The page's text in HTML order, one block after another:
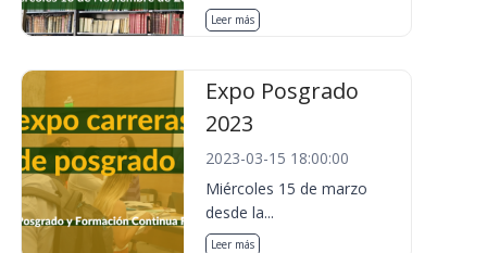
Leer más
Expo Posgrado
2023
2023-03-15 18:00:00
Miércoles 15 de marzo
desde la...
Leer más